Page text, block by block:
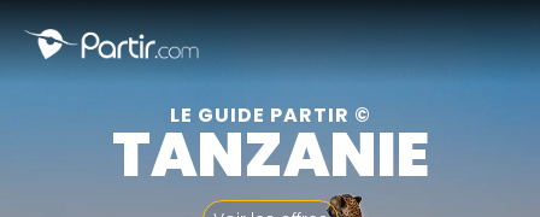
LE GUIDE PARTIR ©
TANZANIE
Fermer
📍 Destinations populaires